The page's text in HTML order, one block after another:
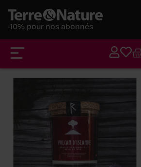
-10% pour nos abonnés